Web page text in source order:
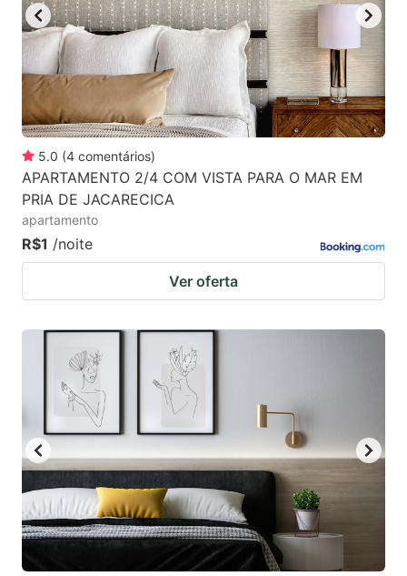
5.0 (4 comentários)
APARTAMENTO 2/4 COM VISTA PARA O MAR EM
PRIA DE JACARECICA
apartamento
R$1 /noite
Ver oferta